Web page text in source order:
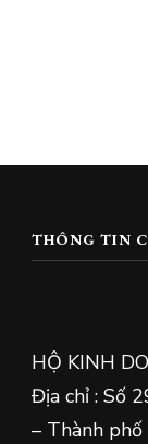
THÔNG TIN
HỘ KINH
Địa chỉ : Số
– Thành